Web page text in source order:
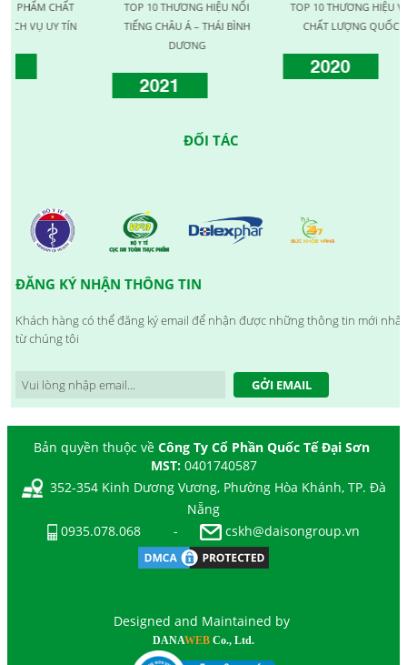
CHẤT
UY TÍN
TOP 10 THƯƠNG HIỆU NỔI
TIẾNG CHÂU Á – THÁI BÌNH
DƯƠNG
2021
TOP 10 THƯƠNG HIỆU VÀNG
CHẤT LƯỢNG QUỐC TẾ
2020
ĐỐI TÁC
ĐĂNG KÝ NHẬN THÔNG TIN
Khách hàng có thể đăng ký email để nhận được những thông tin mới nhất
từ chúng tôi
GỞI EMAIL
Bản quyền thuộc về Công Ty Cổ Phần Quốc Tế Đại Sơn
MST: 0401740587
352-354 Kinh Dương Vương, Phường Hòa Khánh, TP. Đà
Nẵng
0935.078.068
- cskh@daisongroup.vn
Designed and Maintained by
DANAWEB Co., Ltd.